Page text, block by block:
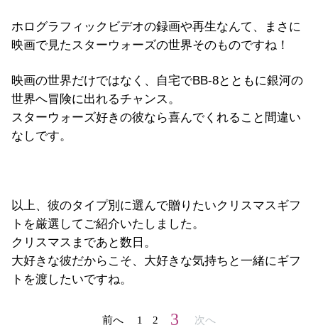
ホログラフィックビデオの録画や再生なんて、まさに
映画で見たスターウォーズの世界そのものですね！
映画の世界だけではなく、自宅でBB-8とともに銀河の
世界へ冒険に出れるチャンス。
スターウォーズ好きの彼なら喜んでくれること間違い
なしです。
以上、彼のタイプ別に選んで贈りたいクリスマスギフ
トを厳選してご紹介いたしました。
クリスマスまであと数日。
大好きな彼だからこそ、大好きな気持ちと一緒にギフ
トを渡したいですね。
前へ 1 2 3 次へ